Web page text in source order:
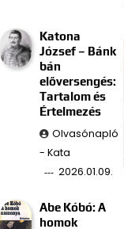
Katona
József – Bánk
bán
előversengés:
Tartalom és
Értelmezés
Olvasónapló
- Kata
2026.01.09.
Abe Kóbó: A
homok